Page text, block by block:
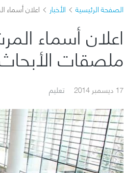
الصفحة الرئيسية الأخبار اعلان أسماء
اعلان أسماء
ملصقات
17 ديسمبر 2014 تعليم